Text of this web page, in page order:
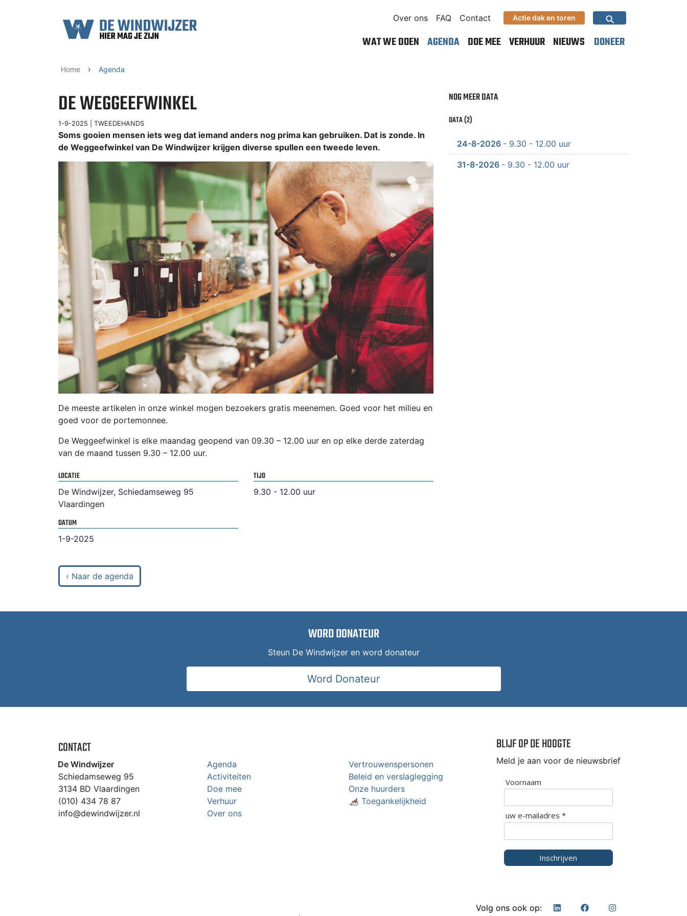
Over ons
FAQ Contact Actie dak en toren ⚲
WAT WE DOEN AGENDA DOE MEE VERHUUR NIEUWS DONEER
Home › Agenda
DE WEGGEEFWINKEL
1-9-2025 | TWEEDEHANDS
Soms gooien mensen iets weg dat iemand anders nog prima kan gebruiken. Dat is zonde. In
de Weggeefwinkel van De Windwijzer krijgen diverse spullen een tweede leven.
De meeste artikelen in onze winkel mogen bezoekers gratis meenemen. Goed voor het milieu en
goed voor de portemonnee.
De Weggeefwinkel is elke maandag geopend van 09.30 – 12.00 uur en op elke derde zaterdag
van de maand tussen 9.30 – 12.00 uur.
LOCATIE
De Windwijzer, Schiedamseweg 95
Vlaardingen
TIJD
9.30 - 12.00 uur
DATUM
1-9-2025
NOG MEER DATA
DATA (2)
24-8-2026 - 9.30 - 12.00 uur
31-8-2026 - 9.30 - 12.00 uur
‹ Naar de agenda
WORD DONATEUR
Steun De Windwijzer en word donateur
Word Donateur
CONTACT
De Windwijzer
Schiedamseweg 95
3134 BD Vlaardingen
(010) 434 78 87
info@dewindwijzer.nl
Agenda
Activiteiten
Doe mee
Verhuur
Over ons
Vertrouwenspersonen
Beleid en verslaglegging
Onze huurders
🦽 Toegankelijkheid
BLIJF OP DE HOOGTE
Meld je aan voor de nieuwsbrief
Voornaam
uw e-mailadres *
Inschrijven
Volg ons ook op: